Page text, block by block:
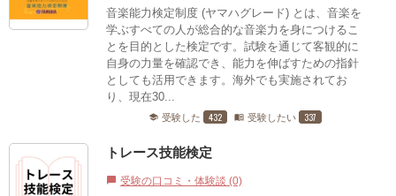
音楽能力検定制度 (ヤマハグレード) とは、音楽を
学ぶすべての人が総合的な音楽力を身につけるこ
とを目的とした検定です。試験を通じて客観的に
自身の力量を確認でき、能力を伸ばすための指針
としても活用できます。海外でも実施されてお
り、現在30...
school 受験した 432 menu_book 受験したい 337
トレース技能検定
chat_bubble 受験の口コミ・体験談 (0)